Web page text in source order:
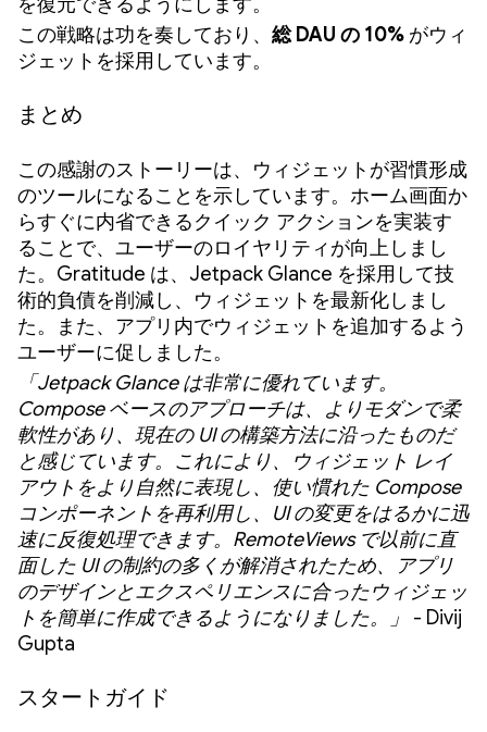
この戦略は功を奏しており、 総 DAU の 10% がウィ
ジェットを採用しています。
まとめ
この感謝のストーリーは、ウィジェットが習慣形成
のツールになることを示しています。ホーム画面か
らすぐに内省できるクイック アクションを実装す
ることで、ユーザーのロイヤリティが向上しまし
た。Gratitude は、Jetpack Glance を採用して技
術的負債を削減し、ウィジェットを最新化しまし
た。また、アプリ内でウィジェットを追加するよう
ユーザーに促しました。
「Jetpack Glance は非常に優れています。
Compose ベースのアプローチは、よりモダンで柔
軟性があり、現在の UI の構築方法に沿ったものだ
と感じています。これにより、ウィジェット レイ
アウトをより自然に表現し、使い慣れた Compose
コンポーネントを再利用し、UI の変更をはるかに迅
速に反復処理できます。RemoteViews で以前に直
面した UI の制約の多くが解消されたため、アプリ
のデザインとエクスペリエンスに合ったウィジェッ
トを簡単に作成できるようになりました。」
- Divij
Gupta
スタートガイド